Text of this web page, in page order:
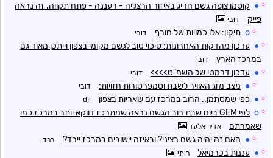
☼
● קוסמו צופה גשם חריג באיזור הרצליה - רעננה - פתח תקווה. זה נראה
פייק
דובי
☼
o תיקון: אלו כמויות של חורף דובי
☼
● עדכון מהדקות האחרונות: סיכוי טוב לגשם מקומי בצפון וייתכן מאוד גם
במרכז הארץ
דובי
☼
● עדכון דרמטי של השמ"ט>>>> דובי
☼
● מצב מזג האוויר לשבת וטמפרטורות חזויות: דובי
☼
● כפי שמסתמן.. הרוב במרכז עם שאריות בצפון dji
☼
o
לפי GEM ביום שבת רוב הגשם נראה שמתרכז דווקא יותר במרכז כמו
שאמרתם
אדיר אלעד
☼
● האם זה יהיה גשם רציני? ובאיזה יישובים במרכז יירד? ברד
☼
● עננות בכרמיאל רותי